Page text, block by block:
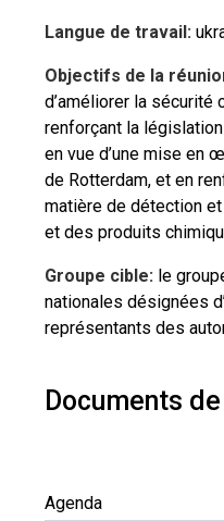
Langue de travail:
Objectifs de la
d’améliorer la sécurité
renforçant la
en vue d’une mise en
de Rotterdam, et en
matière de détection
et des produits
Groupe cible: le
nationales désignées
représentants des
Documents
Agenda